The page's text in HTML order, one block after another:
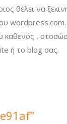
θέλει να
καθενός ,
ή το blog σας.